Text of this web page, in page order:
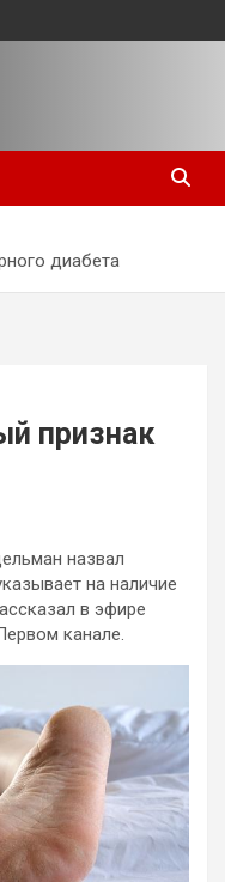
диабета
признак
назвал
на наличие
в эфире
канале.